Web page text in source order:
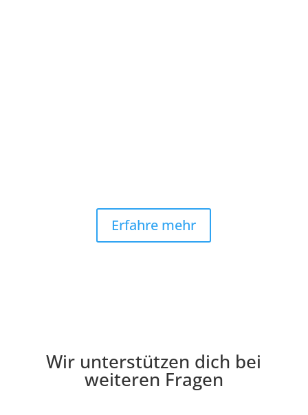
Erfahre mehr
Wir unterstützen dich bei
weiteren Fragen